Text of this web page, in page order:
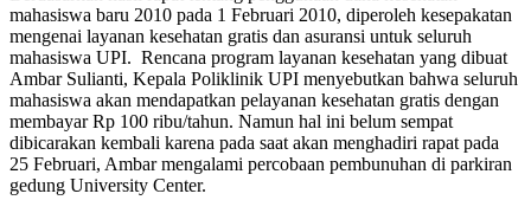
mahasiswa baru 2010 pada 1 Februari 2010, diperoleh kesepakatan
mengenai layanan kesehatan gratis dan asuransi untuk seluruh
mahasiswa UPI. Rencana program layanan kesehatan yang dibuat
Ambar Sulianti, Kepala Poliklinik UPI menyebutkan bahwa seluruh
mahasiswa akan mendapatkan pelayanan kesehatan gratis dengan
membayar Rp 100 ribu/tahun. Namun hal ini belum sempat
dibicarakan kembali karena pada saat akan menghadiri rapat pada
25 Februari, Ambar mengalami percobaan pembunuhan di parkiran
gedung University Center.